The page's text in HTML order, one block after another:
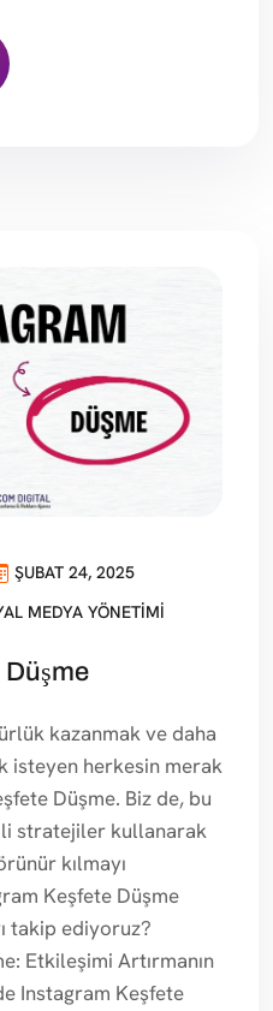
ŞUBAT 24, 2025
MEDYA YÖNETIMI
kazanmak ve daha
isteyen herkesin merak
Düşme. Biz de, bu
stratejiler kullanarak
kılmayı
Keşfete Düşme
takip ediyoruz?
Etkileşimi Artırmanın
Instagram Keşfete